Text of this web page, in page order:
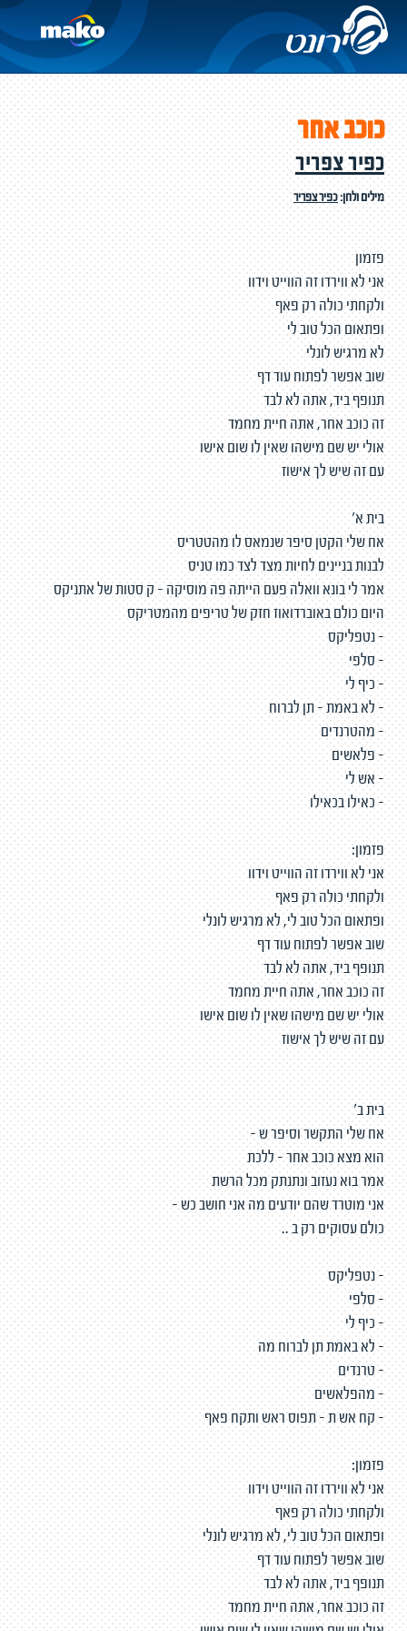
כוכב אחר
כפיר צפריר
מילים ולחן:כפיר צפריר
פזמון
אני לא ווירדו זה הווייט וידוו
ולקחתי כולה רק פאף
ופתאום הכל טוב לי
לא מרגיש לונלי
שוב אפשר לפתוח עוד דף
תנופף ביד, אתה לא לבד
זה כוכב אחר, אתה חיית מחמד
אולי יש שם מישהו שאין לו שום אישו
עם זה שיש לך אישוז
בית א'
אח שלי הקטן סיפר שנמאס לו מהטטריס
לבנות בניינים לחיות מצד לצד כמו טניס
אמר לי בונא וואלה פעם הייתה פה מוסיקה – ק סטות של אתניקס
היום כולם באוברדואוז חזק של טריפים מהמטריקס
- נטפליקס
- סלפי
- כיף לי
- לא באמת – תן לברוח
- מהטרנדים
- פלאשים
- אש לי
- כאילו בכאילו
פזמון:
אני לא ווירדו זה הווייט וידוו
ולקחתי כולה רק פאף
ופתאום הכל טוב לי, לא מרגיש לונלי
שוב אפשר לפתוח עוד דף
תנופף ביד, אתה לא לבד
זה כוכב אחר, אתה חיית מחמד
אולי יש שם מישהו שאין לו שום אישו
עם זה שיש לך אישוז
בית ב'
אח שלי התקשר וסיפר ש –
הוא מצא כוכב אחר – ללכת
אמר בוא נעזוב ונתנתק מכל הרשת
אני מוטרד שהם יודעים מה אני חושב כש -
כולם עסוקים רק ב ..
- נטפליקס
- סלפי
- כיף לי
- לא באמת תן לברוח מה
- טרנדים
- מהפלאשים
- קח אש ת - תפוס ראש ותקח פאף
פזמון:
אני לא ווירדו זה הווייט וידוו
ולקחתי כולה רק פאף
ופתאום הכל טוב לי, לא מרגיש לונלי
שוב אפשר לפתוח עוד דף
תנופף ביד, אתה לא לבד
זה כוכב אחר, אתה חיית מחמד